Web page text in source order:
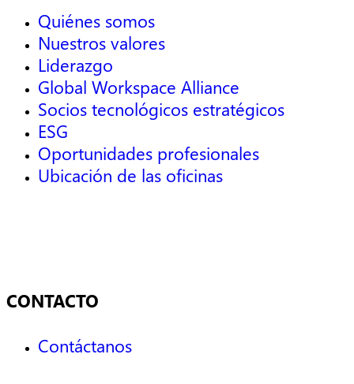
Quiénes somos
Nuestros valores
Liderazgo
Global Workspace Alliance
Socios tecnológicos estratégicos
ESG
Oportunidades profesionales
Ubicación de las oficinas
CONTACTO
Contáctanos